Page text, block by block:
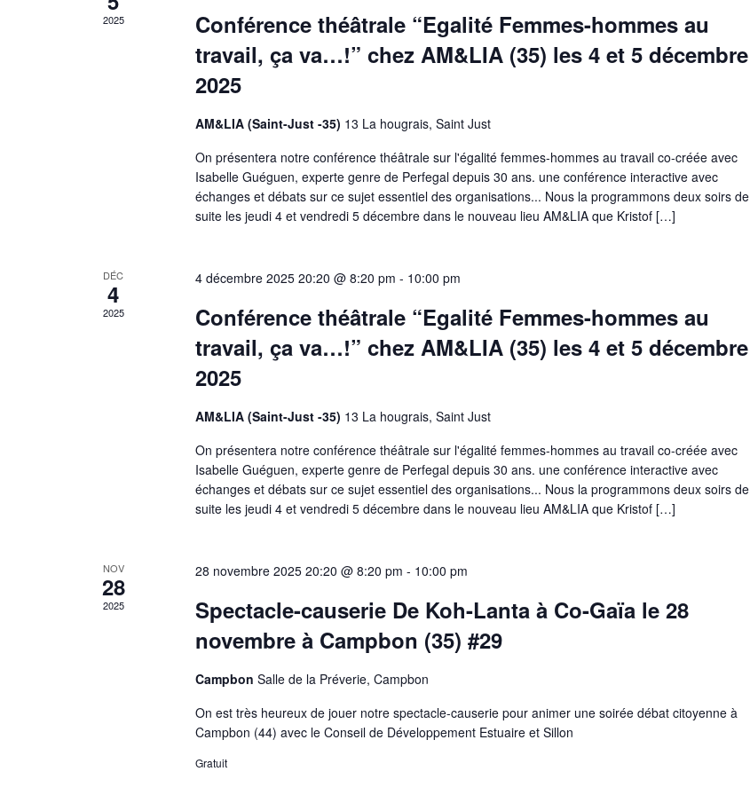
2025
Conférence théâtrale “Egalité Femmes-hommes au
travail, ça va…!” chez AM&LIA (35) les 4 et 5 décembre
2025
AM&LIA (Saint-Just -35) 13 La hougrais, Saint Just
On présentera notre conférence théâtrale sur l'égalité femmes-hommes au travail co-créée avec
Isabelle Guéguen, experte genre de Perfegal depuis 30 ans. une conférence interactive avec
échanges et débats sur ce sujet essentiel des organisations... Nous la programmons deux soirs de
suite les jeudi 4 et vendredi 5 décembre dans le nouveau lieu AM&LIA que Kristof […]
DÉC
4
2025
4 décembre 2025 20:20 @ 8:20 pm - 10:00 pm
Conférence théâtrale “Egalité Femmes-hommes au
travail, ça va…!” chez AM&LIA (35) les 4 et 5 décembre
2025
AM&LIA (Saint-Just -35) 13 La hougrais, Saint Just
On présentera notre conférence théâtrale sur l'égalité femmes-hommes au travail co-créée avec
Isabelle Guéguen, experte genre de Perfegal depuis 30 ans. une conférence interactive avec
échanges et débats sur ce sujet essentiel des organisations... Nous la programmons deux soirs de
suite les jeudi 4 et vendredi 5 décembre dans le nouveau lieu AM&LIA que Kristof […]
NOV
28
2025
28 novembre 2025 20:20 @ 8:20 pm - 10:00 pm
Spectacle-causerie De Koh-Lanta à Co-Gaïa le 28
novembre à Campbon (35) #29
Campbon Salle de la Préverie, Campbon
On est très heureux de jouer notre spectacle-causerie pour animer une soirée débat citoyenne à
Campbon (44) avec le Conseil de Développement Estuaire et Sillon
Gratuit